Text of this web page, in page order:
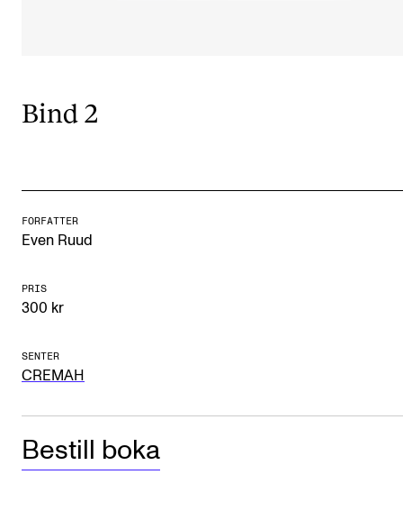
Utveksling
Internasjonal strategi
Nettverk
Arrangementer og konserter
Nyheter og historier
Bind 2
FORFATTER
Even Ruud
PRIS
300 kr
SENTER
CREMAH
Bestill boka